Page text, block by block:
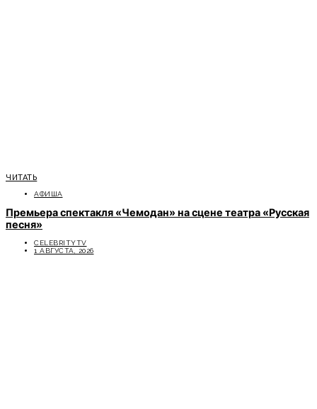
ЧИТАТЬ
АФИША
Премьера спектакля «Чемодан» на сцене театра «Русская
песня»
CELEBRITYTV
1 АВГУСТА, 2026